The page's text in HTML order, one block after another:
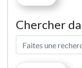
Chercher